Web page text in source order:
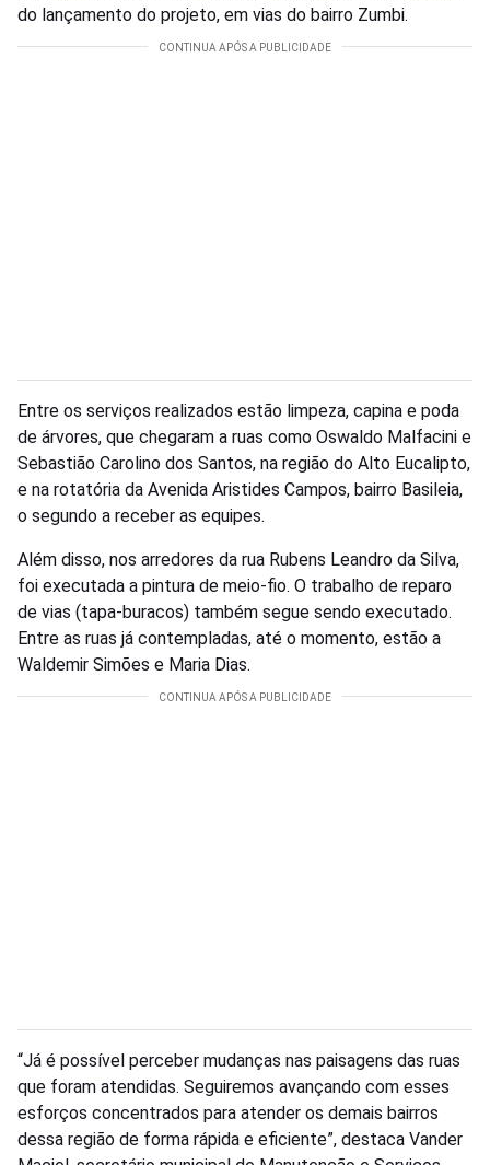
do lançamento do projeto, em vias do bairro Zumbi.
Entre os serviços realizados estão limpeza, capina e poda
de árvores, que chegaram a ruas como Oswaldo Malfacini e
Sebastião Carolino dos Santos, na região do Alto Eucalipto,
e na rotatória da Avenida Aristides Campos, bairro Basileia,
o segundo a receber as equipes.
Além disso, nos arredores da rua Rubens Leandro da Silva,
foi executada a pintura de meio-fio. O trabalho de reparo
de vias (tapa-buracos) também segue sendo executado.
Entre as ruas já contempladas, até o momento, estão a
Waldemir Simões e Maria Dias.
“Já é possível perceber mudanças nas paisagens das ruas
que foram atendidas. Seguiremos avançando com esses
esforços concentrados para atender os demais bairros
dessa região de forma rápida e eficiente”, destaca Vander